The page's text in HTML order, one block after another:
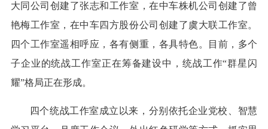
大同公司创建了张志和工作室，在中车株机公司创建了曾
艳梅工作室，在中车四方股份公司创建了虞大联工作室。
四个工作室遥相呼应，各有侧重，各具特色。目前，多个
子企业的统战工作室正在筹备建设中，统战工作“群星闪
耀”格局正在形成。
四个统战工作室成立以来，分别依托企业党校、智慧